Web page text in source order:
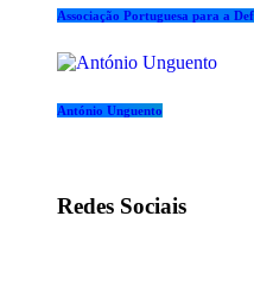
Associação Portuguesa para a
António Unguento
Redes Sociais